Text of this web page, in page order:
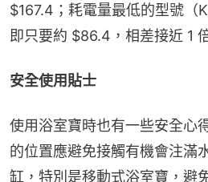
$167.4；耗電量最低的型號（
即只要約 $86.4，相差接近 1
安全使用貼士
使用浴室寶時也有一些安全心
的位置應避免接觸有機會注滿
缸，特別是移動式浴室寶，避